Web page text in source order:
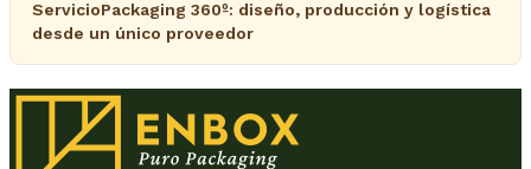
ServicioPackaging 360º: diseño, producción y logística
desde un único proveedor